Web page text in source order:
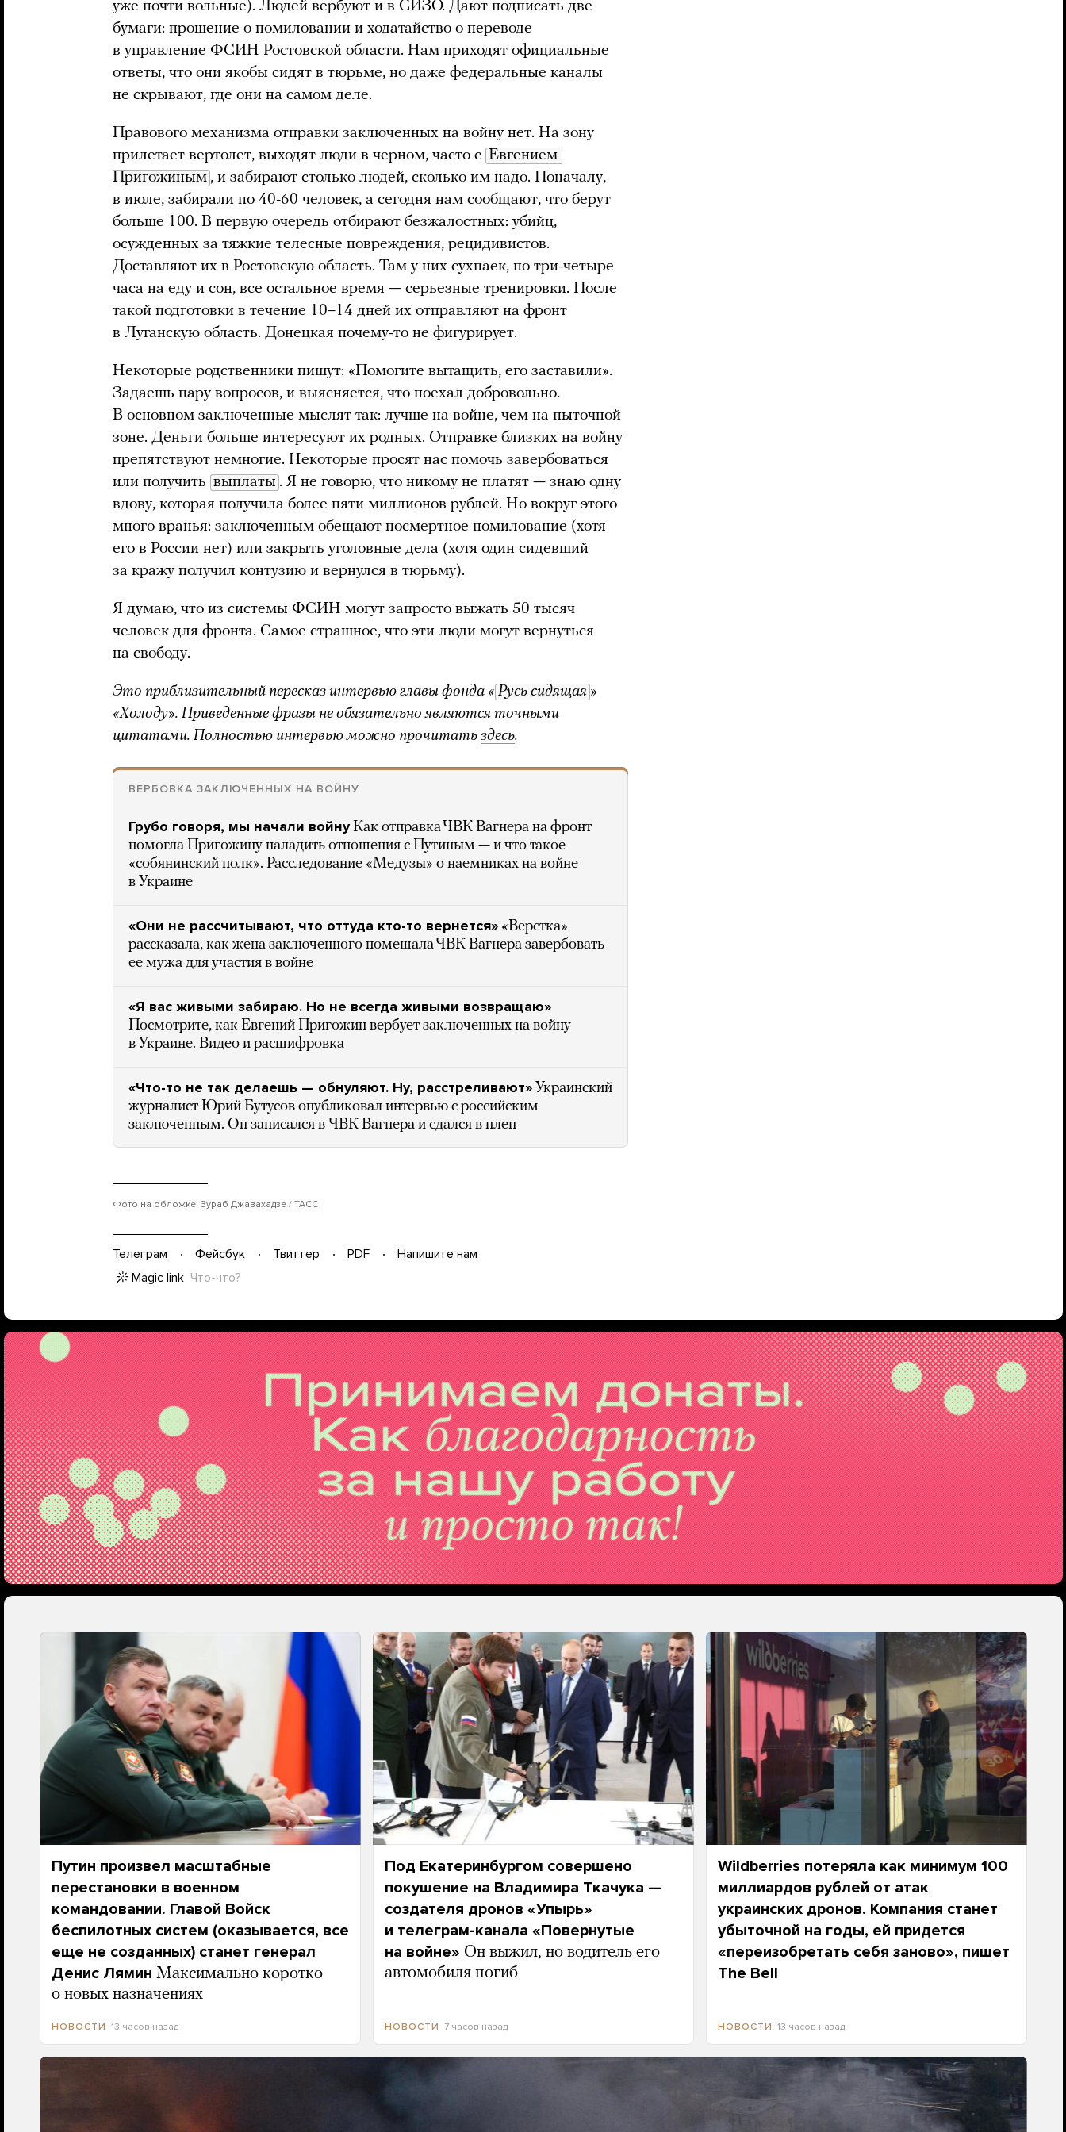
уже почти вольные). Людей вербуют и в СИЗО. Дают подписать две
бумаги: прошение о помиловании и ходатайство о переводе
в управление ФСИН Ростовской области. Нам приходят официальные
ответы, что они якобы сидят в тюрьме, но даже федеральные каналы
не скрывают, где они на самом деле.
Правового механизма отправки заключенных на войну нет. На зону
прилетает вертолет, выходят люди в черном, часто с Евгением
Пригожиным , и забирают столько людей, сколько им надо. Поначалу,
в июле, забирали по 40-60 человек, а сегодня нам сообщают, что берут
больше 100. В первую очередь отбирают безжалостных: убийц,
осужденных за тяжкие телесные повреждения, рецидивистов.
Доставляют их в Ростовскую область. Там у них сухпаек, по три-четыре
часа на еду и сон, все остальное время — серьезные тренировки. После
такой подготовки в течение 10–14 дней их отправляют на фронт
в Луганскую область. Донецкая почему-то не фигурирует.
Некоторые родственники пишут: «Помогите вытащить, его заставили».
Задаешь пару вопросов, и выясняется, что поехал добровольно.
В основном заключенные мыслят так: лучше на войне, чем на пыточной
зоне. Деньги больше интересуют их родных. Отправке близких на войну
препятствуют немногие. Некоторые просят нас помочь завербоваться
или получить выплаты . Я не говорю, что никому не платят — знаю одну
вдову, которая получила более пяти миллионов рублей. Но вокруг этого
много вранья: заключенным обещают посмертное помилование (хотя
его в России нет) или закрыть уголовные дела (хотя один сидевший
за кражу получил контузию и вернулся в тюрьму).
Я думаю, что из системы ФСИН могут запросто выжать 50 тысяч
человек для фронта. Самое страшное, что эти люди могут вернуться
на свободу.
Это приблизительный пересказ интервью главы фонда « Русь сидящая »
«Холоду». Приведенные фразы не обязательно являются точными
цитатами. Полностью интервью можно прочитать здесь.
ВЕРБОВКА ЗАКЛЮЧЕННЫХ НА ВОЙНУ
Грубо говоря, мы начали войну Как отправка ЧВК Вагнера на фронт
помогла Пригожину наладить отношения с Путиным — и что такое
«собянинский полк». Расследование «Медузы» о наемниках на войне
в Украине
«Они не рассчитывают, что оттуда кто-то вернется» «Верстка»
рассказала, как жена заключенного помешала ЧВК Вагнера завербовать
ее мужа для участия в войне
«Я вас живыми забираю. Но не всегда живыми возвращаю»
Посмотрите, как Евгений Пригожин вербует заключенных на войну
в Украине. Видео и расшифровка
«Что-то не так делаешь — обнуляют. Ну, расстреливают» Украинский
журналист Юрий Бутусов опубликовал интервью с российским
заключенным. Он записался в ЧВК Вагнера и сдался в плен
Фото на обложке: Зураб Джавахадзе / ТАСС
Телеграм Фейсбук Твиттер PDF
Напишите нам
Magic link Что-что?
Путин произвел масштабные
перестановки в военном
командовании. Главой Войск
беспилотных систем (оказывается, все
еще не созданных) станет генерал
Денис Лямин Максимально коротко
о новых назначениях
НОВОСТИ 13 часов назад
Под Екатеринбургом совершено
покушение на Владимира Ткачука —
создателя дронов «Упырь»
и телеграм-канала «Повернутые
на войне» Он выжил, но водитель его
автомобиля погиб
НОВОСТИ 7 часов назад
Wildberries потеряла как минимум 100
миллиардов рублей от атак
украинских дронов. Компания станет
убыточной на годы, ей придется
«переизобретать себя заново», пишет
The Bell
НОВОСТИ 13 часов назад